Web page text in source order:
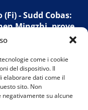
come i cookie
del dispositivo. Il
elaborare dati come il
sito. Non
su alcune
- Sudd Cobas:
Mingzhi, prove
provinciale
i negozi